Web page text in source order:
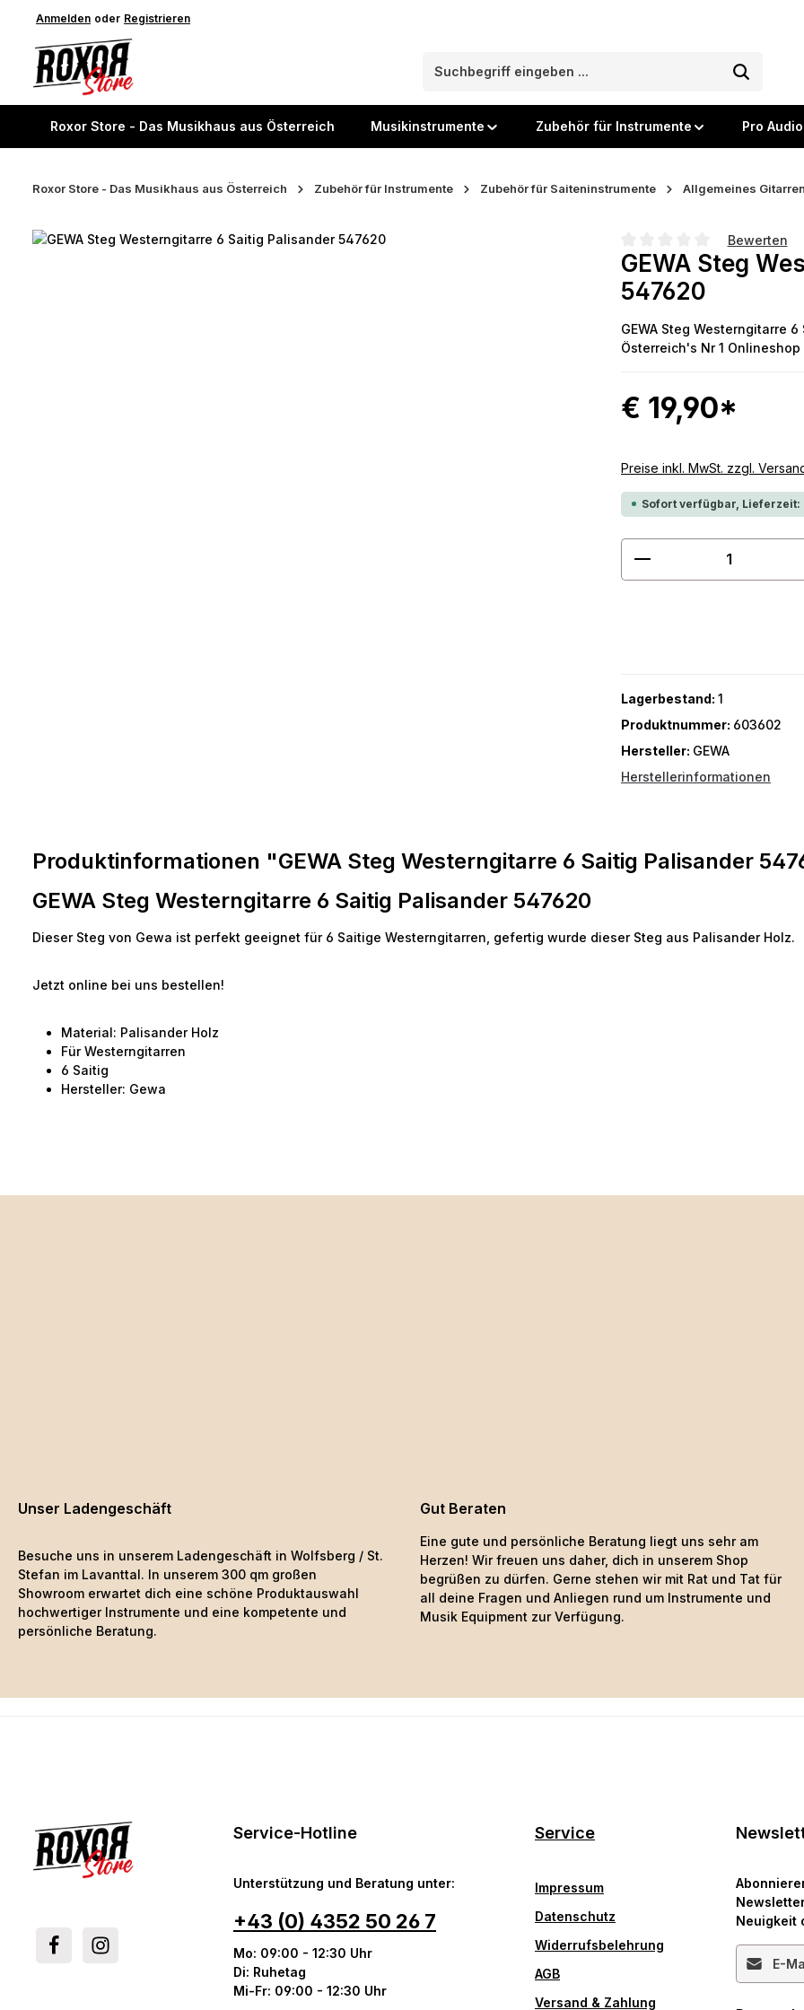
Zur Hauptnavigation springen
Anmelden oder Registrieren
Roxor Store - Das Musikhaus aus Österreich Musikinstrumente Zubehör für Instrumente Pro Audio
Roxor Store - Das Musikhaus aus Österreich Zubehör für Instrumente Zubehör für Saiteninstrumente Allgemeines
Bildergalerie überspringen
Durchschnittliche Bewertung
Bewerten
GEWA Steg
547620
GEWA Steg Westerngitarre
Österreich's Nr 1
€ 19,90*
Preise inkl. MwSt. zzgl.
Sofort verfügbar, Lieferzeit:
Produkt
Lagerbestand: 1
Produktnummer: 603602
Hersteller: GEWA
Herstellerinformationen
Produktinformationen "GEWA Steg Westerngitarre 6 Saitig Palisander
GEWA Steg Westerngitarre 6 Saitig Palisander 547620
Dieser Steg von Gewa ist perfekt geeignet für 6 Saitige Westerngitarren, gefertig wurde dieser Steg aus Palisander Holz.
Jetzt online bei uns bestellen!
Material: Palisander Holz
Für Westerngitarren
6 Saitig
Hersteller: Gewa
Unser Ladengeschäft
Besuche uns in unserem Ladengeschäft in Wolfsberg / St.
Stefan im Lavanttal. In unserem 300 qm großen
Showroom erwartet dich eine schöne Produktauswahl
hochwertiger Instrumente und eine kompetente und
persönliche Beratung.
Gut Beraten
Eine gute und persönliche Beratung liegt uns sehr am
Herzen! Wir freuen uns daher, dich in unserem Shop
begrüßen zu dürfen. Gerne stehen wir mit Rat und Tat für
all deine Fragen und Anliegen rund um Instrumente und
Musik Equipment zur Verfügung.
Service-Hotline
Unterstützung und Beratung unter:
+43 (0) 4352 50 26 7
Mo: 09:00 - 12:30 Uhr
Di: Ruhetag
Mi-Fr: 09:00 - 12:30 Uhr
Service
Impressum
Datenschutz
Widerrufsbelehrung
AGB
Versand & Zahlung
Neuigkeit
E-Mail-